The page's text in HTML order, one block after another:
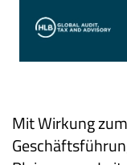
Mit Wirkung